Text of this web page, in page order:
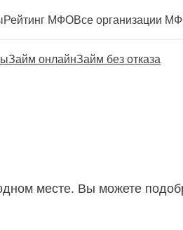
Рейтинг МФОВсе организации
Займ онлайнЗайм без отказа
месте. Вы можете